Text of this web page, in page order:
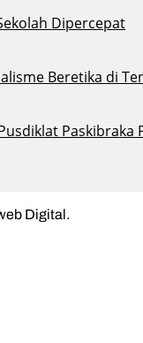
Dipercepat
Beretika di
Paskibraka
Digital.